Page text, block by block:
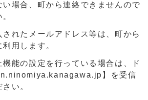
い場合、町から連絡できませんので
されたメールアドレス等は、町から
用します。
能の設定を行っている場合は、ド
】を受信
い。